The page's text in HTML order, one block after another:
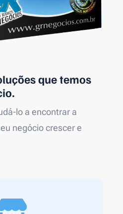
que temos
lo a encontrar a
negócio crescer e